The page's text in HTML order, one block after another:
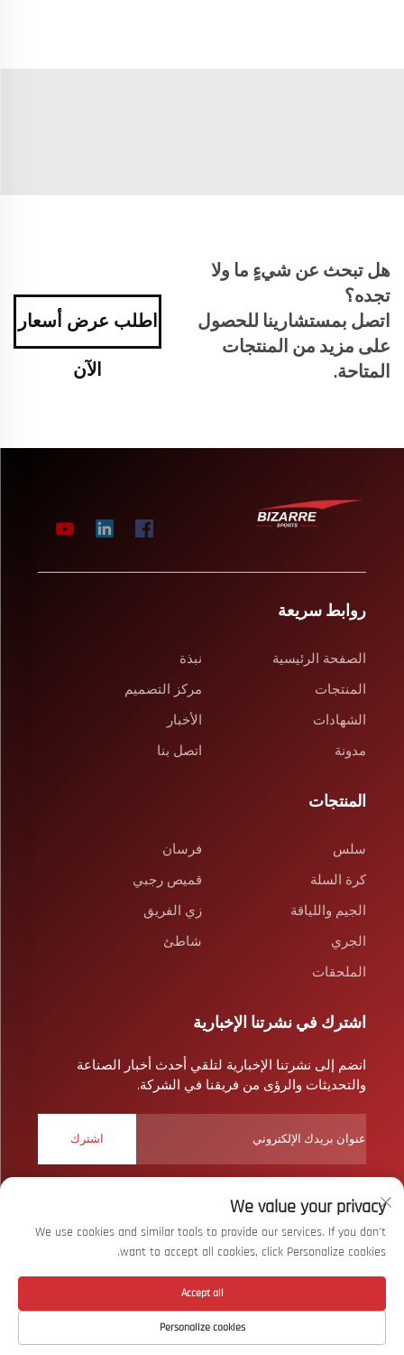
هل تبحث عن شيءٍ ما ولا
تجده؟
اتصل بمستشارينا للحصول
على مزيد من المنتجات
المتاحة.
اطلب عرض أسعار
الآن
روابط سريعة
الصفحة الرئيسية
نبذة
المنتجات
مركز التصميم
الشهادات
الأخبار
مدونة
اتصل بنا
المنتجات
سلس
فرسان
كرة السلة
قميص رجبي
الجيم واللياقة
زي الفريق
الجري
شاطئ
الملحقات
اشترك في نشرتنا الإخبارية
انضم إلى نشرتنا الإخبارية لتلقي أحدث أخبار الصناعة
والتحديثات والرؤى من فريقنا في الشركة.
اشترك
حقوق النشر © شركة ووهان بايزار سبورتس المحدودة. جميع الحقوق
محفوظة سياسة الخصوصية
الصفحة الرئيسية المنتج حول اتصل بنا
We value your privacy
We use cookies and similar tools to provide our services. If you don't
want to accept all cookies, click Personalize cookies.
Personalize cookies
Accept all